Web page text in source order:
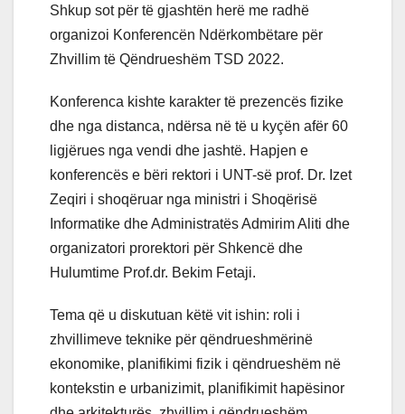
Shkup sot për të gjashtën herë me radhë
organizoi Konferencën Ndërkombëtare për
Zhvillim të Qëndrueshëm TSD 2022.
Konferenca kishte karakter të prezencës fizike
dhe nga distanca, ndërsa në të u kyçën afër 60
ligjërues nga vendi dhe jashtë. Hapjen e
konferencës e bëri rektori i UNT-së prof. Dr. Izet
Zeqiri i shoqëruar nga ministri i Shoqërisë
Informatike dhe Administratës Admirim Aliti dhe
organizatori prorektori për Shkencë dhe
Hulumtime Prof.dr. Bekim Fetaji.
Tema që u diskutuan këtë vit ishin: roli i
zhvillimeve teknike për qëndrueshmërinë
ekonomike, planifikimi fizik i qëndrueshëm në
kontekstin e urbanizimit, planifikimit hapësinor